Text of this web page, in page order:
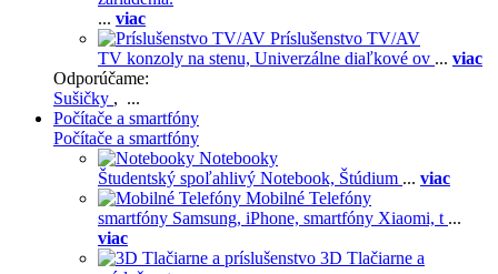
... viac
Príslušenstvo TV/AV
TV konzoly na stenu, Univerzálne diaľkové ov ... viac
Odporúčame:
Sušičky , ...
Počítače a smartfóny
Počítače a smartfóny
Notebooky
Študentský spoľahlivý Notebook, Štúdium ... viac
Mobilné Telefóny
smartfóny Samsung, iPhone, smartfóny Xiaomi, t ...
viac
3D Tlačiarne a